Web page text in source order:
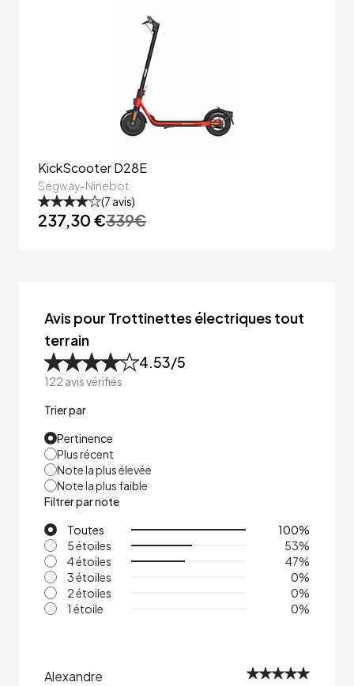
KickScooter D28E
Segway-Ninebot
(7 avis)
237,30 €339€
Avis pour Trottinettes électriques tout
terrain
4.53/5
122 avis vérifiés
Trier par
Pertinence
Plus récent
Note la plus élevée
Note la plus faible
Filtrer par note
Toutes
100%
5 étoiles
53%
4 étoiles
47%
3 étoiles
0%
2 étoiles
0%
1 étoile
0%
Alexandre